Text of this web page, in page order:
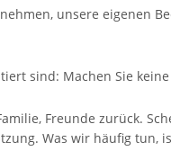
unsere eigenen
sind: Machen Sie
Freunde zurück.
Was wir häufig tun,